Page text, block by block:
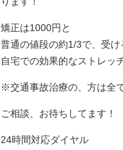
矯正は1000円と
普通の値段の約1/3で、受け
自宅での効果的なストレッ
※交通事故治療の、方は全
ご相談、お待ちしてます！
24時間対応ダイヤル